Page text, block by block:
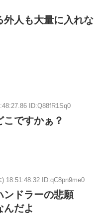
外人も大量に入れな
ID:Q88fR1Sq0
ですかぁ？
) 18:51:48.32 ID:qC8pn9me0
ンドラーの悲願
んだよ